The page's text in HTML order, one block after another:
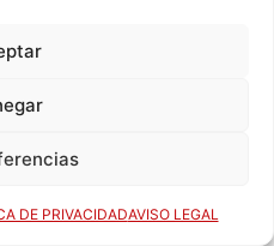
DE PRIVACIDADAVISO LEGAL